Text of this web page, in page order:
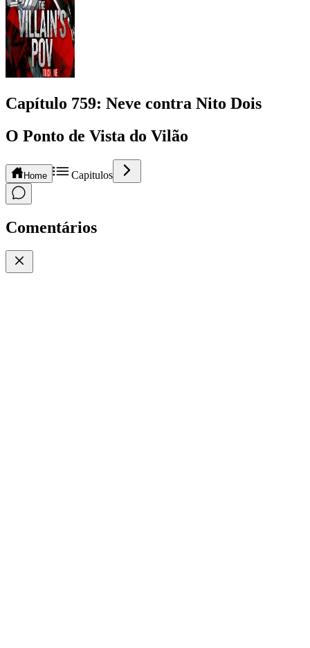
Capítulo 759: Neve contra Nito Dois
O Ponto de Vista do Vilão
Home Capitulos
Comentários